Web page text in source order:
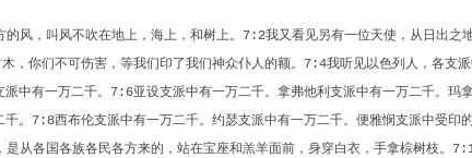
风，叫风不吹在地上，海上，和树上。 7:2我又看见另有一位天使，从日出之
，你们不可伤害，等我们印了我们神众仆人的额。 7:4我听见以色列人，各支
中有一万二千。 7:6亚设支派中有一万二千。拿弗他利支派中有一万二千。玛
。 7:8西布伦支派中有一万二千。约瑟支派中有一万二千。便雅悯支派中受印的
从各国各族各民各方来的，站在宝座和羔羊面前，身穿白衣，手拿棕树枝。